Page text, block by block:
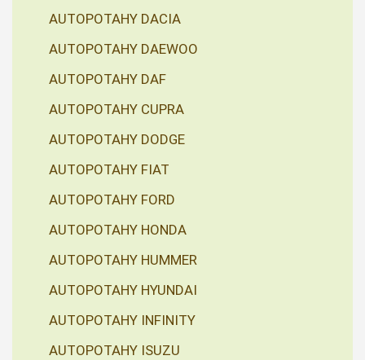
AUTOPOTAHY DACIA
AUTOPOTAHY DAEWOO
AUTOPOTAHY DAF
AUTOPOTAHY CUPRA
AUTOPOTAHY DODGE
AUTOPOTAHY FIAT
AUTOPOTAHY FORD
AUTOPOTAHY HONDA
AUTOPOTAHY HUMMER
AUTOPOTAHY HYUNDAI
AUTOPOTAHY INFINITY
AUTOPOTAHY ISUZU